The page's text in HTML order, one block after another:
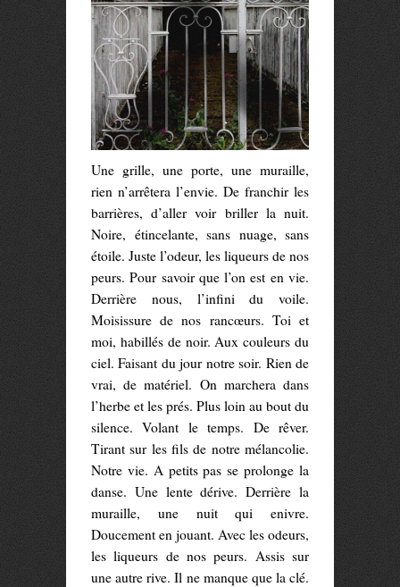
Une grille, une porte, une muraille,
rien n’arrêtera l’envie. De franchir les
barrières, d’aller voir briller la nuit.
Noire, étincelante, sans nuage, sans
étoile. Juste l’odeur, les liqueurs de nos
peurs. Pour savoir que l’on est en vie.
Derrière nous, l’infini du voile.
Moisissure de nos rancœurs. Toi et
moi, habillés de noir. Aux couleurs du
ciel. Faisant du jour notre soir. Rien de
vrai, de matériel. On marchera dans
l’herbe et les prés. Plus loin au bout du
silence. Volant le temps. De rêver.
Tirant sur les fils de notre mélancolie.
Notre vie. A petits pas se prolonge la
danse. Une lente dérive. Derrière la
muraille, une nuit qui enivre.
Doucement en jouant. Avec les odeurs,
les liqueurs de nos peurs. Assis sur
une autre rive. Il ne manque que la clé.